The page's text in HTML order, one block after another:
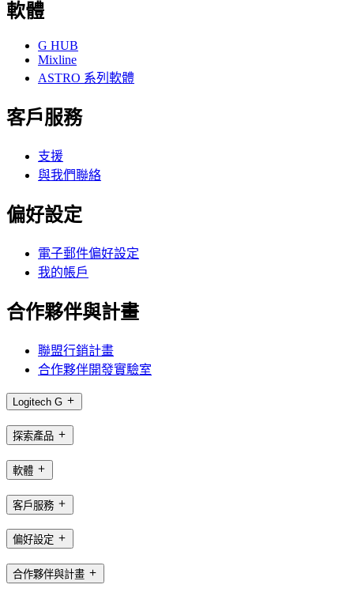
軟體
G HUB
Mixline
ASTRO 系列軟體
客戶服務
支援
與我們聯絡
偏好設定
電子郵件偏好設定
我的帳戶
合作夥伴與計畫
聯盟行銷計畫
合作夥伴開發實驗室
Logitech G
探索產品
軟體
客戶服務
偏好設定
合作夥伴與計畫